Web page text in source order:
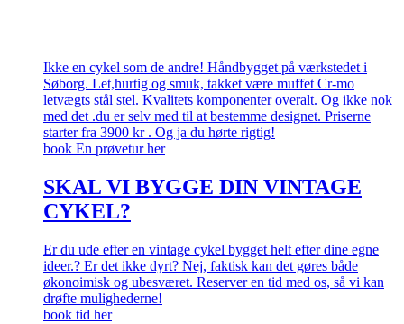
Ikke en cykel som de andre! Håndbygget på værkstedet i
Søborg. Let,hurtig og smuk, takket være muffet Cr-mo
letvægts stål stel. Kvalitets komponenter overalt. Og ikke nok
med det .du er selv med til at bestemme designet. Priserne
starter fra 3900 kr . Og ja du hørte rigtig!
book En prøvetur her
SKAL VI BYGGE DIN VINTAGE
CYKEL?
Er du ude efter en vintage cykel bygget helt efter dine egne
ideer.? Er det ikke dyrt? Nej, faktisk kan det gøres både
økonoimisk og ubesværet. Reserver en tid med os, så vi kan
drøfte mulighederne!
book tid her